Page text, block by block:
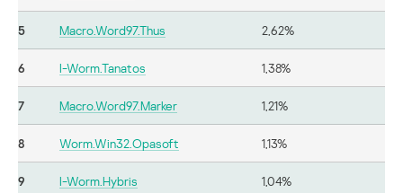
5 Macro.Word97.Thus 2,62%
6 I-Worm.Tanatos 1,38%
7 Macro.Word97.Marker 1,21%
8 Worm.Win32.Opasoft 1,13%
9 I-Worm.Hybris 1,04%